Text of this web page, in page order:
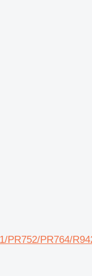
PR752/PR764/